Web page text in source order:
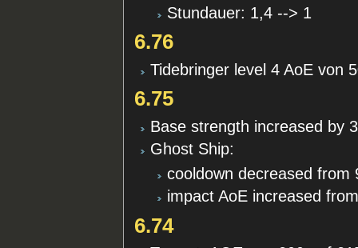
Stundauer: 1,4 --> 1
6.76
Tidebringer level 4 AoE von
6.75
Base strength increased by 3
Ghost Ship:
cooldown decreased from
impact AoE increased
6.74